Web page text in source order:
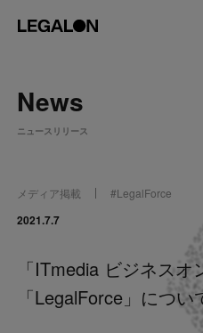
About
Service
News
News
ニュースリリース
メディア掲載 #LegalForce
2021.7.7
「ITmedia ビジネス
「LegalForce」につ